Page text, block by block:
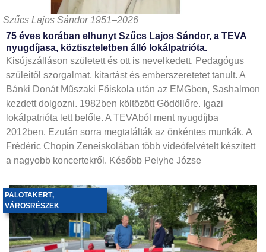
Szűcs Lajos Sándor 1951–2026
75 éves korában elhunyt Szűcs Lajos Sándor, a TEVA
nyugdíjasa, köztiszteletben álló lokálpatrióta.
Kisújszálláson született és ott is nevelkedett. Pedagógus
szüleitől szorgalmat, kitartást és emberszeretetet tanult. A
Bánki Donát Műszaki Főiskola után az EMGben, Sashalmon
kezdett dolgozni. 1982ben költözött Gödöllőre. Igazi
lokálpatrióta lett belőle. A TEVAból ment nyugdíjba
2012ben. Ezután sorra megtalálták az önkéntes munkák. A
Frédéric Chopin Zeneiskolában több videófelvételt készített
a nagyobb koncertekről. Később Pelyhe Józse
PALOTAKERT,
VÁROSRÉSZEK